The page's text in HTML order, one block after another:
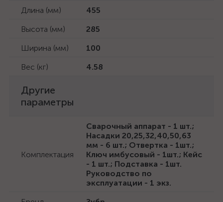
Длина (мм)
455
Высота (мм)
285
Ширина (мм)
100
Вес (кг)
4.58
Другие
параметры
Комплектация
Сварочный аппарат - 1 шт.;
Насадки 20,25,32,40,50,63
мм - 6 шт.; Отвертка - 1шт.;
Ключ имбусовый - 1шт.; Кейс
- 1 шт.; Подставка - 1шт.
Руководство по
эксплуатации - 1 экз.